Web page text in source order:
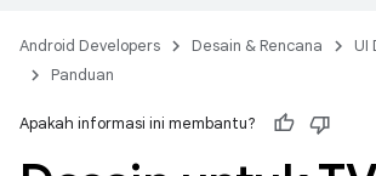
Android Developers Desain & Rencana UI
Panduan
Apakah informasi ini membantu?